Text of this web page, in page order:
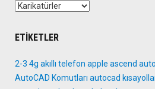
Kategoriler
ETIKETLER
2-3 4g akıllı telefon apple ascend
AutoCAD Komutları autocad